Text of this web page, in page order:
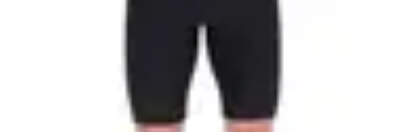
Sports d'équipe